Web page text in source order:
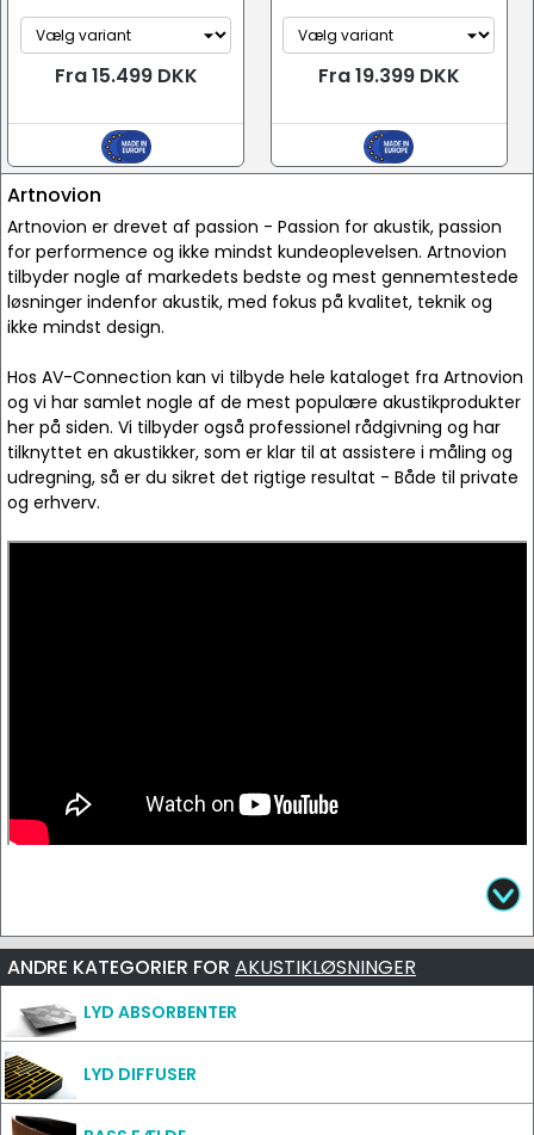
Fra 15.499 DKK Fra 19.399 DKK
Artnovion
Artnovion er drevet af passion - Passion for akustik, passion
for performence og ikke mindst kundeoplevelsen. Artnovion
tilbyder nogle af markedets bedste og mest gennemtestede
løsninger indenfor akustik, med fokus på kvalitet, teknik og
ikke mindst design.
Hos AV-Connection kan vi tilbyde hele kataloget fra Artnovion
og vi har samlet nogle af de mest populære akustikprodukter
her på siden. Vi tilbyder også professionel rådgivning og har
tilknyttet en akustikker, som er klar til at assistere i måling og
udregning, så er du sikret det rigtige resultat - Både til private
og erhverv.
ANDRE KATEGORIER FOR AKUSTIKLØSNINGER
LYD ABSORBENTER
LYD DIFFUSER